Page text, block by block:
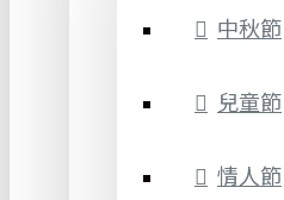
中秋節
兒童節
情人節